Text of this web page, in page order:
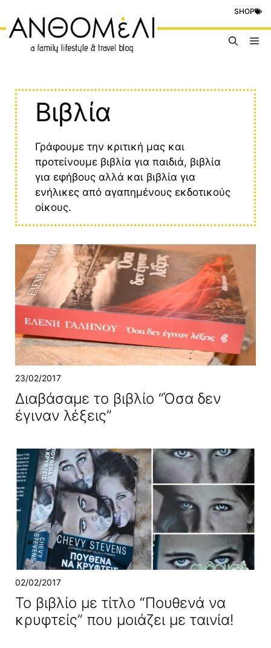
περιεχόμενο
SHOP
Βιβλία
Γράφουμε την κριτική μας και
προτείνουμε βιβλία για παιδιά, βιβλία
για εφήβους αλλά και βιβλία για
ενήλικες από αγαπημένους εκδοτικούς
οίκους.
23/02/2017
Διαβάσαμε το βιβλίο “Όσα δεν
έγιναν λέξεις”
02/02/2017
Το βιβλίο με τίτλο “Πουθενά να
κρυφτείς” που μοιάζει με ταινία!